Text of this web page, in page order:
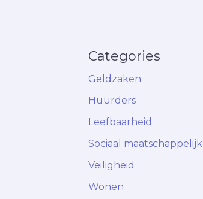
Categories
Geldzaken
Huurders
Leefbaarheid
Sociaal maatschappelijk
Veiligheid
Wonen